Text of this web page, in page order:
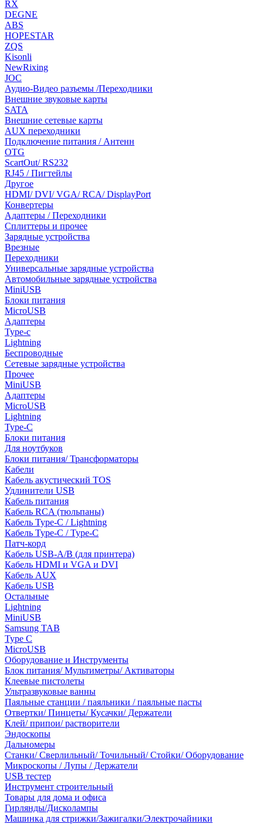
RX
DEGNE
ABS
HOPESTAR
ZQS
Kisonli
NewRixing
JOC
Аудио-Видео разъемы /Переходники
Внешние звуковые карты
SATA
Внешние сетевые карты
AUX переходники
Подключение питания / Антенн
OTG
ScartOut/ RS232
RJ45 / Пигтейлы
Другое
HDMI/ DVI/ VGA/ RCA/ DisplayPort
Конвертеры
Адаптеры / Переходники
Сплиттеры и прочее
Зарядные устройства
Врезные
Переходники
Универсальные зарядные устройства
Автомобильные зарядные устройства
MiniUSB
Блоки питания
MicroUSB
Адаптеры
Type-c
Lightning
Беспроводные
Сетевые зарядные устройства
Прочее
MiniUSB
Адаптеры
MicroUSB
Lightning
Type-C
Блоки питания
Для ноутбуков
Блоки питания/ Трансформаторы
Кабели
Кабель акустический TOS
Удлинители USB
Кабель питания
Кабель RCA (тюльпаны)
Кабель Type-C / Lightning
Кабель Type-C / Type-C
Патч-корд
Кабель USB-A/B (для принтера)
Кабель HDMI и VGA и DVI
Кабель AUX
Кабель USB
Остальные
Lightning
MiniUSB
Samsung TAB
Type C
MicroUSB
Оборудование и Инструменты
Блок питания/ Мультиметры/ Активаторы
Клеевые пистолеты
Ультразвуковые ванны
Паяльные станции / паяльники / паяльные пасты
Отвертки/ Пинцеты/ Кусачки/ Держатели
Клей/ припои/ растворители
Эндоскопы
Дальномеры
Станки/ Сверлильный/ Точильный/ Стойки/ Оборудование
Микроскопы / Лупы / Держатели
USB тестер
Инструмент строительный
Товары для дома и офиса
Гирлянды/Дисколампы
Машинка для стрижки/Зажигалки/Электрочайники